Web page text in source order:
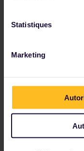
Statistiques
Marketing